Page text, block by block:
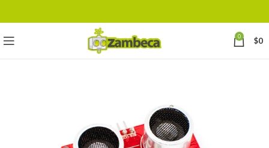
0 $0